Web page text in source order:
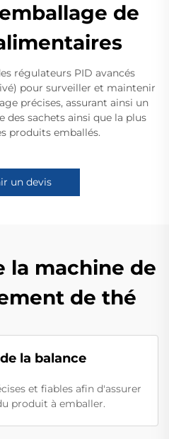
de
régulateurs PID avancés
pour surveiller et maintenir
précises, assurant ainsi un
des sachets ainsi que la plus
produits emballés.
un devis
la machine de
de thé
la balance
et fiables afin d'assurer
produit à emballer.